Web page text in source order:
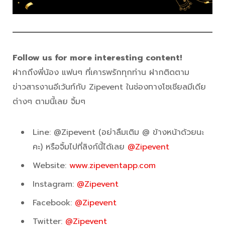
Follow us for more interesting content!
ฝากถึงพี่น้อง แฟนๆ ที่เคารพรักทุกท่าน ฝากติดตาม
ข่าวสารงานอีเว้นท์กับ Zipevent ในช่องทางโซเชียลมีเดีย
ต่างๆ ตามนี้เลย จิ้มๆ
Line: @Zipevent (อย่าลืมเติม @ ข้างหน้าด้วยนะ
คะ) หรือจิ้มไปที่ลิงก์นี้ได้เลย @Zipevent
Website: www.zipeventapp.com
Instagram: @Zipevent
Facebook: @Zipevent
Twitter: @Zipevent